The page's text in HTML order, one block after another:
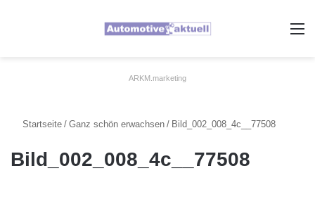
ARKM.marketing
Startseite / Ganz schön erwachsen / Bild_002_008_4c__77508
Bild_002_008_4c__77508